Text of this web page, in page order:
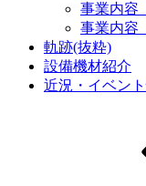
事業内容
事業内容
軌跡(抜粋)
設備機材紹介
近況・イベン